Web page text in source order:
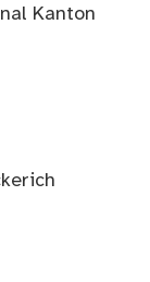
Kanton